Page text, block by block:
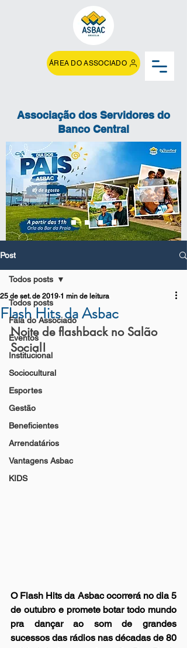
ÁREA DO ASSOCIADO
Associação dos Servidores do
Banco Central
Post
Todos posts
Fala do Associado
Eventos
Institucional
Sociocultural
Esportes
Gestão
Beneficientes
Arrendatários
Vantagens Asbac
KIDS
Todos posts
Flash Hits da Asbac
25 de set. de 2019 1 min de leitura
Noite de flashback no Salão
Social!
O Flash Hits da Asbac ocorrerá no dia 5
de outubro e promete botar todo mundo
pra dançar ao som de grandes
sucessos das rádios nas décadas de 80